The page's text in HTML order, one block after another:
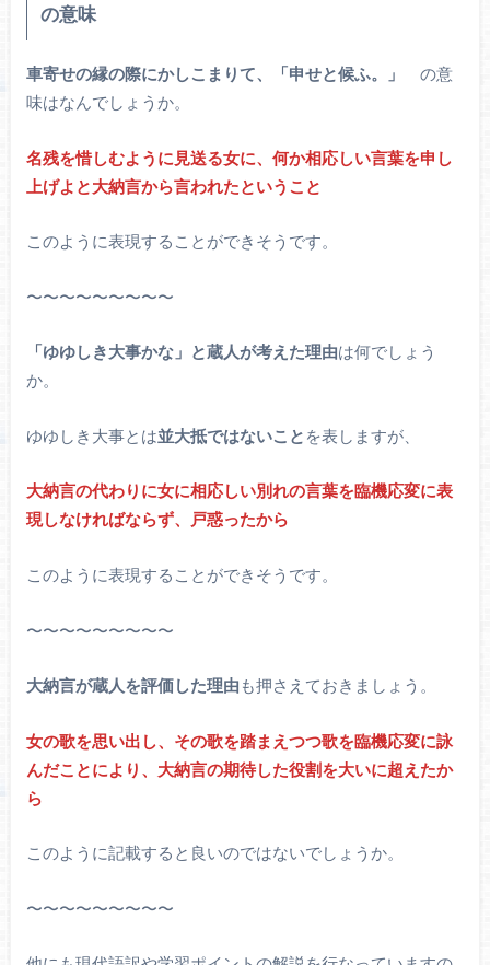
の意味
車寄せの縁の際にかしこまりて、「申せと候ふ。」
の意
味はなんでしょうか。
名残を惜しむように見送る女に、何か相応しい言葉を申し
上げよと大納言から言われたということ
このように表現することができそうです。
〜〜〜〜〜〜〜〜〜
「ゆゆしき大事かな」と蔵人が考えた理由は何でしょう
か。
ゆゆしき大事とは並大抵ではないこと を表しますが、
大納言の代わりに女に相応しい別れの言葉を臨機応変に表
現しなければならず、戸惑ったから
このように表現することができそうです。
〜〜〜〜〜〜〜〜〜
大納言が蔵人を評価した理由 も押さえておきましょう。
女の歌を思い出し、その歌を踏まえつつ歌を臨機応変に詠
んだことにより、大納言の期待した役割を大いに超えたか
ら
このように記載すると良いのではないでしょうか。
〜〜〜〜〜〜〜〜〜